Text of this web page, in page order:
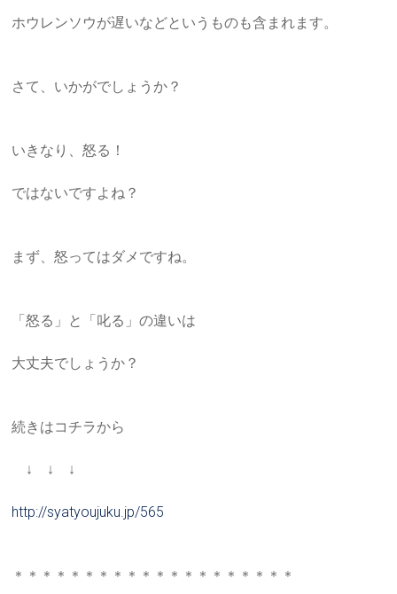
ホウレンソウが遅いなどというものも含まれます。
さて、いかがでしょうか？
いきなり、怒る！
ではないですよね？
まず、怒ってはダメですね。
「怒る」と「叱る」の違いは
大丈夫でしょうか？
続きはコチラから
↓ ↓ ↓
http://syatyoujuku.jp/565
＊＊＊＊＊＊＊＊＊＊＊＊＊＊＊＊＊＊＊＊